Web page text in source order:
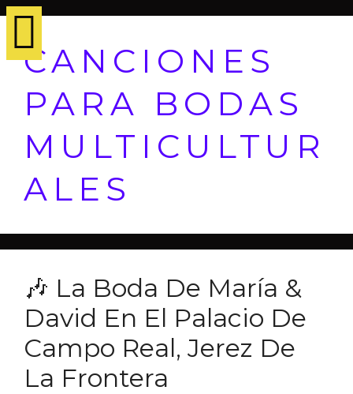
CANCIONES
PARA BODAS
MULTICULTUR
ALES
🎶 La Boda De María &
David En El Palacio De
Campo Real, Jerez De
La Frontera